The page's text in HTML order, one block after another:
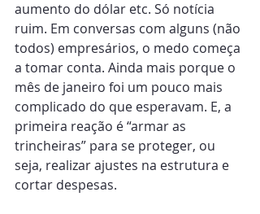
aumento do dólar etc. Só notícia
ruim. Em conversas com alguns (não
todos) empresários, o medo começa
a tomar conta. Ainda mais porque o
mês de janeiro foi um pouco mais
complicado do que esperavam. E, a
primeira reação é “armar as
trincheiras” para se proteger, ou
seja, realizar ajustes na estrutura e
cortar despesas.